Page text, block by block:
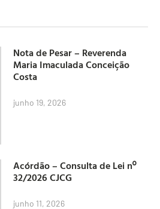
Nota de Pesar – Reverenda
Maria Imaculada Conceição
Costa
junho 19, 2026
Acórdão – Consulta de Lei nº
32/2026 CJCG
junho 11, 2026